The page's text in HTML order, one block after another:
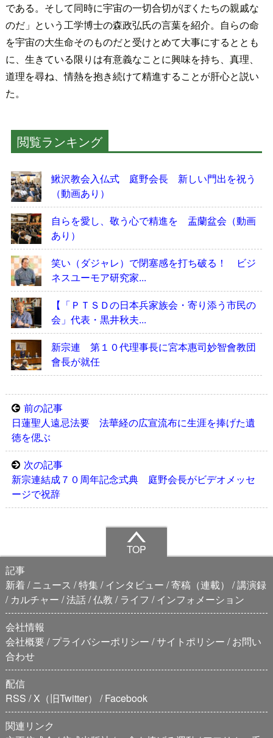
である。そして同時に宇宙の一切合切がぼくたちの親戚な
のだ」という工学博士の森政弘氏の言葉を紹介。自らの命
を宇宙の大生命そのものだと受けとめて大事にするととも
に、生きている限りは有意義なことに興味を持ち、真理、
道理を尋ね、情熱を抱き続けて精進することが肝心と説い
た。
閲覧ランキング
鰍沢教会入仏式 庭野会長 新しい門出を祝う
（動画あり）
自らを愛し、敬う心で精進を 盂蘭盆会（動画
あり）
笑い（ダジャレ）で閉塞感を打ち破る！ ビジ
ネスユーモア研究家...
【「ＰＴＳＤの日本兵家族会・寄り添う市民の
会」代表・黒井秋夫...
新宗連 第１０代理事長に宮本惠司妙智會教団
會長が就任
前の記事
日蓮聖人遠忌法要 法華経の広宣流布に生涯を捧げた遺
徳を偲ぶ
次の記事
新宗連結成７０周年記念式典 庭野会長がビデオメッセ
ージで祝辞
TOP
記事
新着
ニュース 特集 インタビュー 寄稿（連載）
講演録
カルチャー 法話 仏教 ライフ
インフォメーション
会社情報
会社概要 プライバシーポリシー サイトポリシー
お問い
合わせ
配信
RSS X（旧Twitter）
Facebook
関連リンク